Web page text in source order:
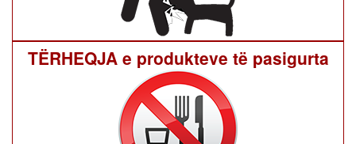
TËRHEQJA e produkteve të pasigurta